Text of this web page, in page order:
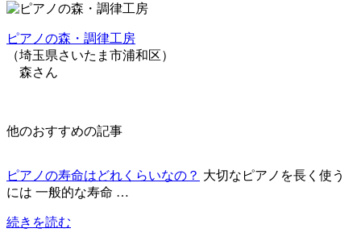
ピアノの森・調律工房
（埼玉県さいたま市浦和区）
森さん
他のおすすめの記事
ピアノの寿命はどれくらいなの？ 大切なピアノを長く使う
には 一般的な寿命 …
続きを読む